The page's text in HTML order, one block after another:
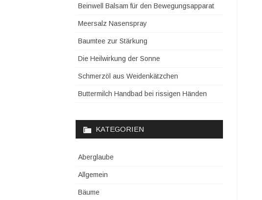
Beinwell Balsam für den Bewegungsapparat
Meersalz Nasenspray
Baumtee zur Stärkung
Die Heilwirkung der Sonne
Schmerzöl aus Weidenkätzchen
Buttermilch Handbad bei rissigen Händen
KATEGORIEN
Aberglaube
Allgemein
Bäume